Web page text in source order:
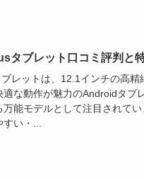
タブレット口コミ評判と
レットは、12.1インチの高精
な動作が魅力のAndroidタブ
能モデルとして注目されてい
い・...